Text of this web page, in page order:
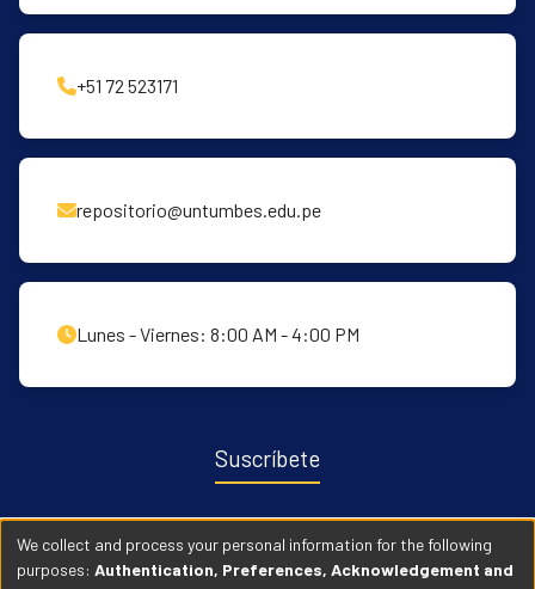
+51 72 523171
repositorio@untumbes.edu.pe
Lunes - Viernes: 8:00 AM - 4:00 PM
Suscríbete
Recibe notificaciones sobre nuevas publicaciones y eventos
relacionados con el repositorio. ingresa Aqui →
We collect and process your personal information for the following
purposes: Authentication, Preferences, Acknowledgement and